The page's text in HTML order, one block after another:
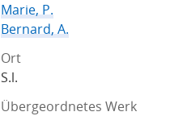
Marie, P.
Bernard, A.
Ort
S.l.
Übergeordnetes Werk